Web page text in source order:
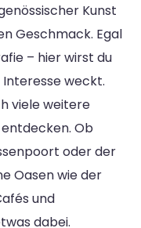
Kunst
Geschmack. Egal
– hier wirst du
weckt.
viele weitere
Ob
oder der
Oasen wie der
und
dabei.